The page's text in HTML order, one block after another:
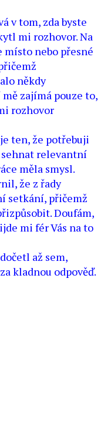
v tom, zda byste
mi rozhovor. Na
nebo přesné
někdy
zajímá pouze to,
rozhovor
ten, že potřebuji
sehnat relevantní
měla smysl.
že z řady
setkání, přičemž
Doufám,
mi fér Vás na to
až sem,
kladnou odpověď.